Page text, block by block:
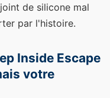
de silicone mal
par l'histoire.
Inside Escape
votre